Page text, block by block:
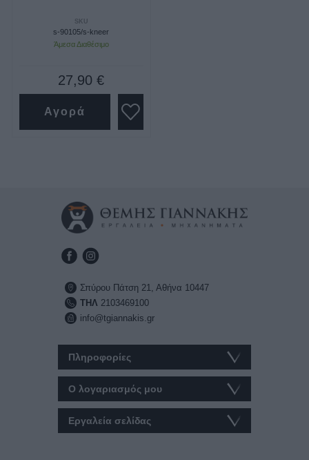
SKU
s-90105/s-kneer
Άμεσα Διαθέσιμο
27,90 €
Αγορά
Πληροφορίες
Ο λογαριασμός μου
Εργαλεία σελίδας
Σπύρου Πάτση 21, Αθήνα 10447
ΤΗΛ2103469100
info@tgiannakis.gr